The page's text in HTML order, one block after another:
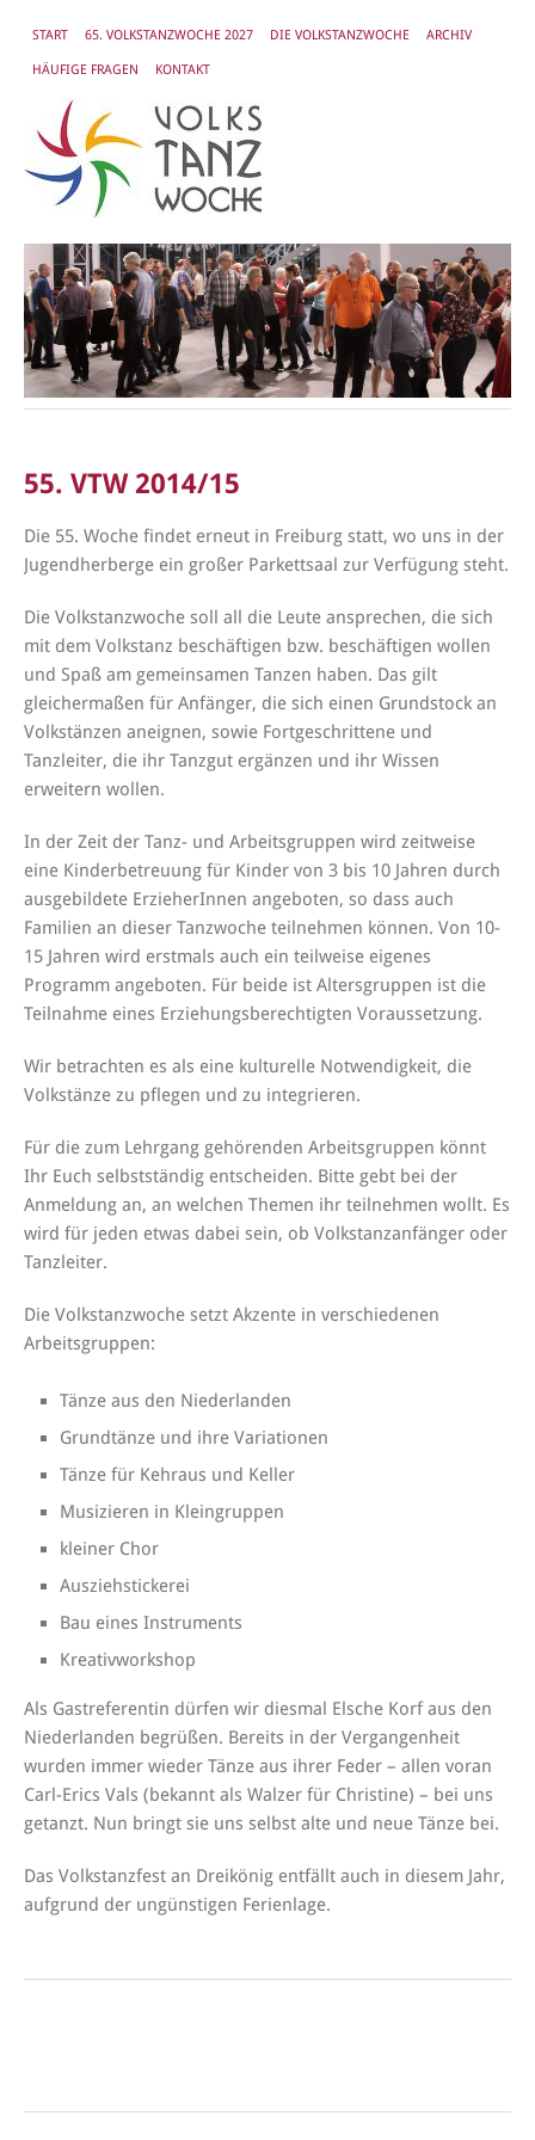
START 65. VOLKSTANZWOCHE 2027 DIE VOLKSTANZWOCHE ARCHIV
HÄUFIGE FRAGEN KONTAKT
55. VTW 2014/15
Die 55. Woche findet erneut in Freiburg statt, wo uns in der
Jugendherberge ein großer Parkettsaal zur Verfügung steht.
Die Volkstanzwoche soll all die Leute ansprechen, die sich
mit dem Volkstanz beschäftigen bzw. beschäftigen wollen
und Spaß am gemeinsamen Tanzen haben. Das gilt
gleichermaßen für Anfänger, die sich einen Grundstock an
Volkstänzen aneignen, sowie Fortgeschrittene und
Tanzleiter, die ihr Tanzgut ergänzen und ihr Wissen
erweitern wollen.
In der Zeit der Tanz- und Arbeitsgruppen wird zeitweise
eine Kinderbetreuung für Kinder von 3 bis 10 Jahren durch
ausgebildete ErzieherInnen angeboten, so dass auch
Familien an dieser Tanzwoche teilnehmen können. Von 10-
15 Jahren wird erstmals auch ein teilweise eigenes
Programm angeboten. Für beide ist Altersgruppen ist die
Teilnahme eines Erziehungsberechtigten Voraussetzung.
Wir betrachten es als eine kulturelle Notwendigkeit, die
Volkstänze zu pflegen und zu integrieren.
Für die zum Lehrgang gehörenden Arbeitsgruppen könnt
Ihr Euch selbstständig entscheiden. Bitte gebt bei der
Anmeldung an, an welchen Themen ihr teilnehmen wollt. Es
wird für jeden etwas dabei sein, ob Volkstanzanfänger oder
Tanzleiter.
Die Volkstanzwoche setzt Akzente in verschiedenen
Arbeitsgruppen:
Tänze aus den Niederlanden
Grundtänze und ihre Variationen
Tänze für Kehraus und Keller
Musizieren in Kleingruppen
kleiner Chor
Ausziehstickerei
Bau eines Instruments
Kreativworkshop
Als Gastreferentin dürfen wir diesmal Elsche Korf aus den
Niederlanden begrüßen. Bereits in der Vergangenheit
wurden immer wieder Tänze aus ihrer Feder – allen voran
Carl-Erics Vals (bekannt als Walzer für Christine) – bei uns
getanzt. Nun bringt sie uns selbst alte und neue Tänze bei.
Das Volkstanzfest an Dreikönig entfällt auch in diesem Jahr,
aufgrund der ungünstigen Ferienlage.